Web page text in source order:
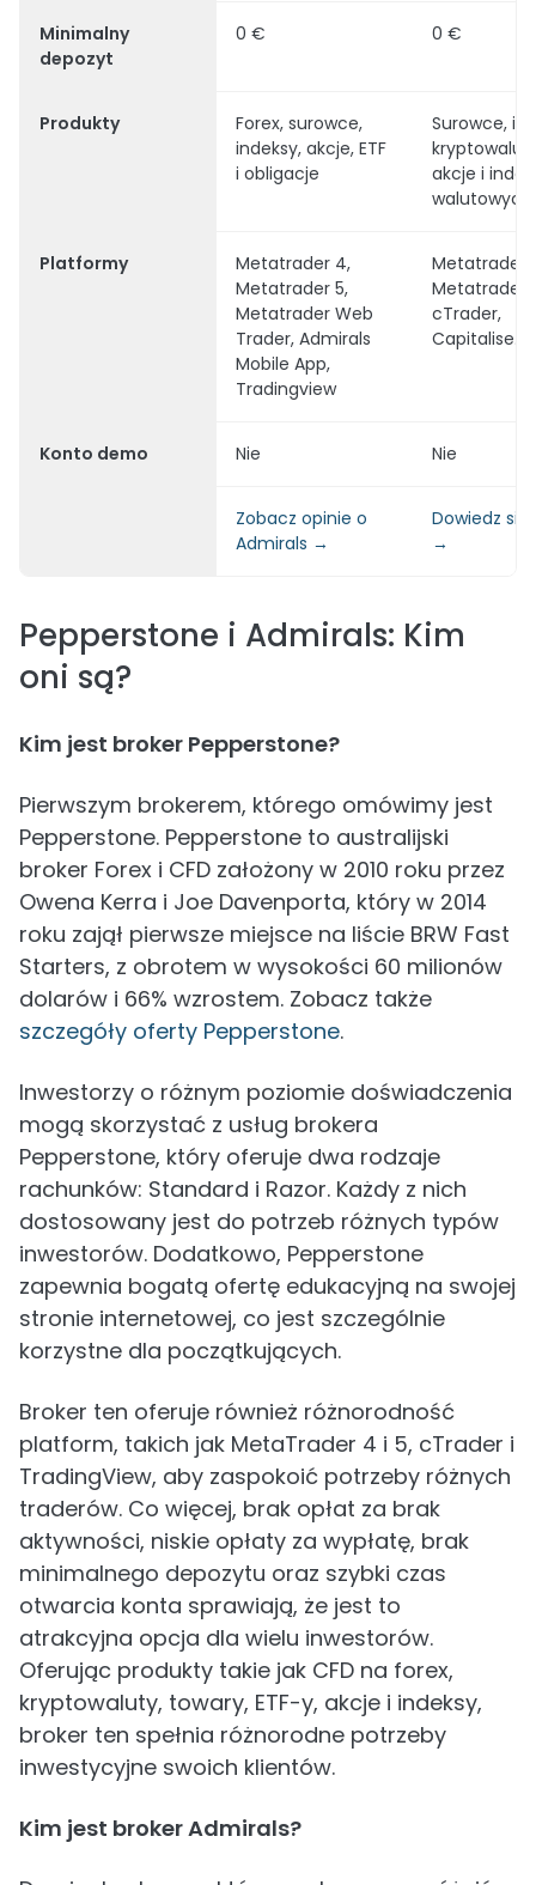
Minimalny
depozyt
0 € 0 €
Produkty
Forex, surowce,
indeksy, akcje, ETF
i obligacje
Surowce,
akcje i
walutowych
Platformy
Metatrader 4,
Metatrader 5,
Metatrader Web
Trader, Admirals
Mobile App,
Tradingview
Metatrader
Metatrader
cTrader,
Capitalise.ia
Konto demo Nie Nie
Zobacz opinie o
Admirals →
Dowiedz się
→
Pepperstone i Admirals: Kim
oni są?
Kim jest broker Pepperstone?
Pierwszym brokerem, którego omówimy jest
Pepperstone. Pepperstone to australijski
broker Forex i CFD założony w 2010 roku przez
Owena Kerra i Joe Davenporta, który w 2014
roku zajął pierwsze miejsce na liście BRW Fast
Starters, z obrotem w wysokości 60 milionów
dolarów i 66% wzrostem. Zobacz także
szczegóły oferty Pepperstone.
Inwestorzy o różnym poziomie doświadczenia
mogą skorzystać z usług brokera
Pepperstone, który oferuje dwa rodzaje
rachunków: Standard i Razor. Każdy z nich
dostosowany jest do potrzeb różnych typów
inwestorów. Dodatkowo, Pepperstone
zapewnia bogatą ofertę edukacyjną na swojej
stronie internetowej, co jest szczególnie
korzystne dla początkujących.
Broker ten oferuje również różnorodność
platform, takich jak MetaTrader 4 i 5, cTrader i
TradingView, aby zaspokoić potrzeby różnych
traderów. Co więcej, brak opłat za brak
aktywności, niskie opłaty za wypłatę, brak
minimalnego depozytu oraz szybki czas
otwarcia konta sprawiają, że jest to
atrakcyjna opcja dla wielu inwestorów.
Oferując produkty takie jak CFD na forex,
kryptowaluty, towary, ETF-y, akcje i indeksy,
broker ten spełnia różnorodne potrzeby
inwestycyjne swoich klientów.
Kim jest broker Admirals?